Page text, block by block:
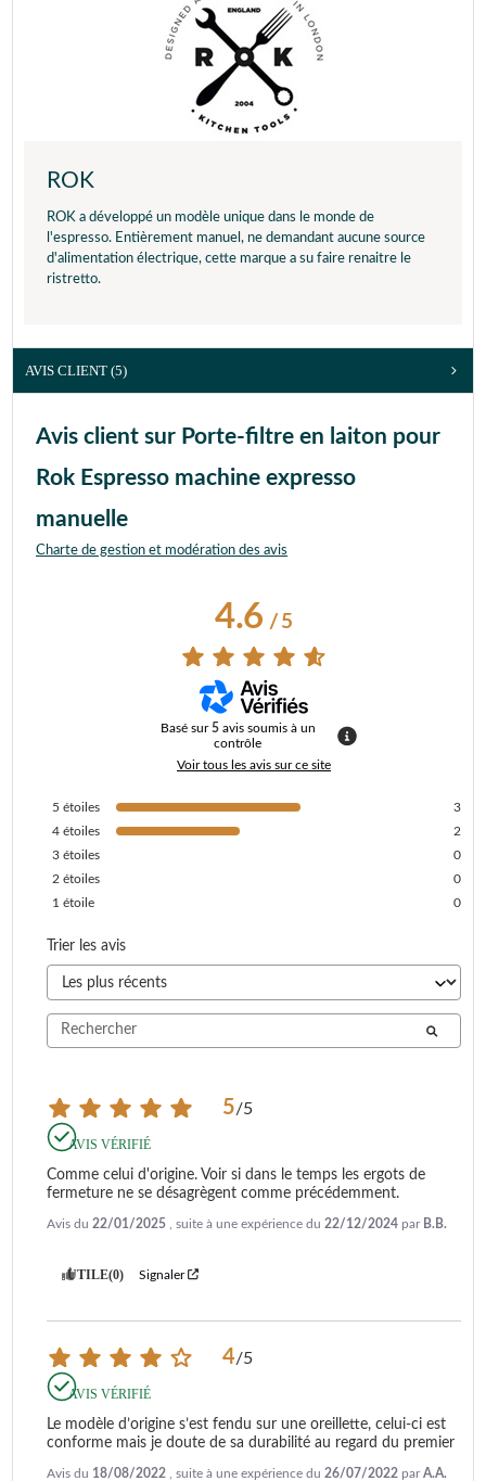
ROK
ROK a développé un modèle unique dans le monde de
l'espresso. Entièrement manuel, ne demandant aucune source
d'alimentation électrique, cette marque a su faire renaitre le
ristretto.
AVIS CLIENT (5)
Avis client sur Porte-filtre en laiton pour
Rok Espresso machine expresso
manuelle
Charte de gestion et modération des avis
4.6/ 5
Basé sur5 avis soumis à un
contrôle
Voir tous les avis sur ce site
5 étoiles
3
4 étoiles
2
3 étoiles
0
2 étoiles
0
1 étoile 0
Trier les avis
5/5
AVIS VÉRIFIÉ
Comme celui d'origine. Voir si dans le temps les ergots de
fermeture ne se désagrègent comme précédemment.
Avis du 22/01/2025 , suite à une expérience du 22/12/2024 par B.B.
UTILE(0) Signaler
4/5
AVIS VÉRIFIÉ
Le modèle d’origine s’est fendu sur une oreillette, celui-ci est
conforme mais je doute de sa durabilité au regard du premier
Avis du 18/08/2022 , suite à une expérience du 26/07/2022 parA.A.